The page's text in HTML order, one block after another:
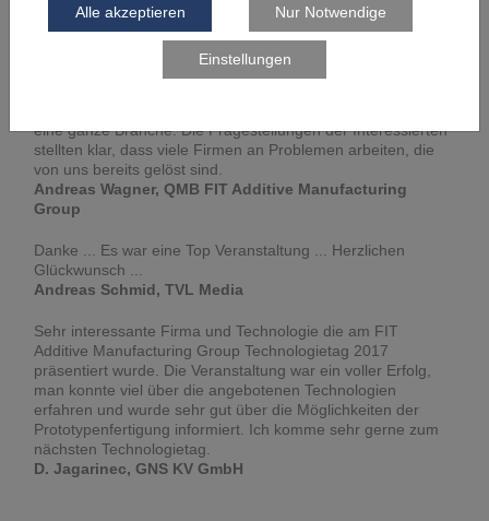
War wirklich ein spannender und lohnender Tag.
Susanne Schröder, Chefredakteurin FORM+Werkzeug,
Carl Hanser Verlag GmbH & Co. KG
eine ganze Branche. Die Fragestellungen der Interessierten
stellten klar, dass viele Firmen an Problemen arbeiten, die
von uns bereits gelöst sind.
Andreas Wagner, QMB FIT Additive Manufacturing
Group
Danke ... Es war eine Top Veranstaltung ... Herzlichen
Glückwunsch ...
Andreas Schmid, TVL Media
Sehr interessante Firma und Technologie die am FIT
Additive Manufacturing Group Technologietag 2017
präsentiert wurde. Die Veranstaltung war ein voller Erfolg,
man konnte viel über die angebotenen Technologien
erfahren und wurde sehr gut über die Möglichkeiten der
Prototypenfertigung informiert. Ich komme sehr gerne zum
nächsten Technologietag.
D. Jagarinec, GNS KV GmbH